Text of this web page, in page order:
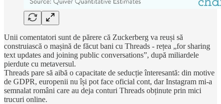
Unii comentatori sunt de părere că Zuckerberg va reuși să
construiască o mașină de făcut bani cu Threads - rețea „for sharing
text updates and joining public conversations”, după miliardele
pierdute cu metaversul.
Threads pare să aibă o capacitate de seducție înteresantă: din motive
de GDPR, europenii nu își pot face oficial cont, dar Instagram mi-a
semnalat români care au deja conturi Threads obținute prin mici
trucuri online.